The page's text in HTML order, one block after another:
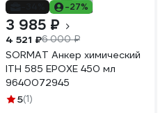
-27%
3 985 ₽
4 521 ₽6 000 ₽
SORMAT Анкер химический
ITH 585 EPOXЕ 450 мл
9640072945
5(1)